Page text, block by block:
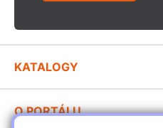
KATALOGY
Stavební katalog Häfele
O PORTÁLU